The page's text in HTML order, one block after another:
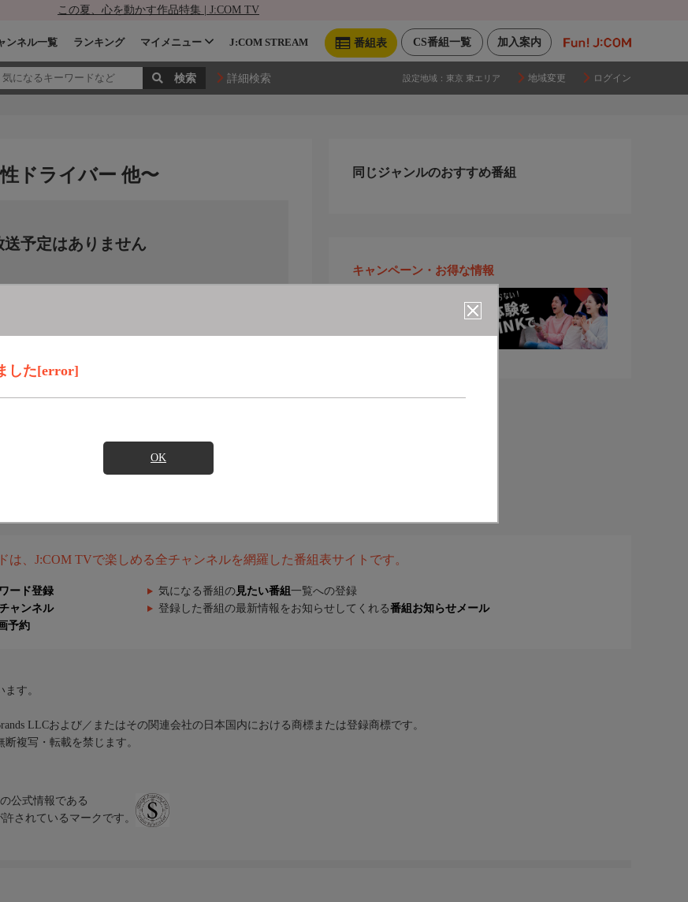
この夏、心を動かす作品特集 | J:COM TV
加入案内
CS番組一覧
番組表
ンネル一覧 ランキング マイメニュー J:COM STREAM
詳細検索 設定地域： 東京 東エリア 地域変更 ログイン
した[error]
OK
ドライバー 他〜
送予定はありません
同じジャンルのおすすめ番組
キャンペーン・お得な情報
は、J:COM TVで楽しめる全チャンネルを網羅した番組表サイトです。
ード登録 気になる番組の 見たい番組 一覧への登録
ャンネル 登録した番組の最新情報をお知らせしてくれる番組お知らせメール
予約
す。
LLCおよび／またはその関連会社の日本国内における商標または登録商標です。
複写・転載を禁じます。
公式情報である
されているマークです。